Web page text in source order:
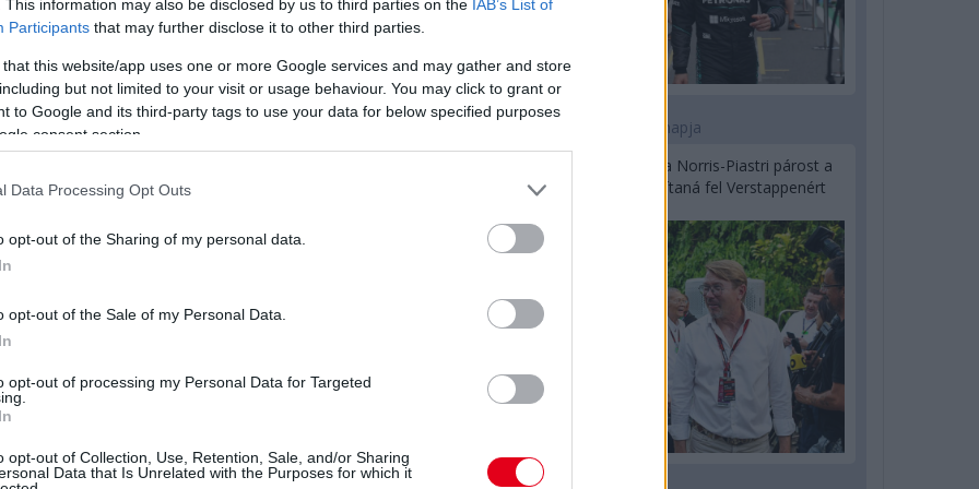
This information may also be disclosed by us to third parties on the IAB’s List of
Participants that may further disclose it to other third parties.
that this website/app uses one or more Google services and may gather and store
but not limited to your visit or usage behaviour. You may click to grant or
to Google and its third-party tags to use your data for below specified purposes
consent section.
Data Processing Opt Outs
opt-out of the Sharing of my personal data.
opt-out of the Sale of my Personal Data.
opt-out of processing my Personal Data for Targeted
opt-out of Collection, Use, Retention, Sale, and/or Sharing
Data that Is Unrelated with the Purposes for which it
idézték be), illetve hét versenyző is
de mivel még mindig SC-jelzés volt
kaptak csak.
az alábbi gombokkal:
1 napja
Hakkinen megtartaná a Norris-Piastri párost a
McLarennél, nem borítaná fel Verstappenért